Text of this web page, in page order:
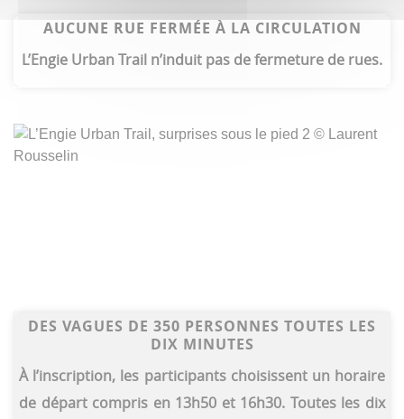
AUCUNE RUE FERMÉE À LA CIRCULATION
L’Engie Urban Trail n’induit pas de fermeture de rues.
DES VAGUES DE 350 PERSONNES TOUTES LES
DIX MINUTES
À l’inscription, les participants choisissent un horaire
de départ compris en 13h50 et 16h30. Toutes les dix